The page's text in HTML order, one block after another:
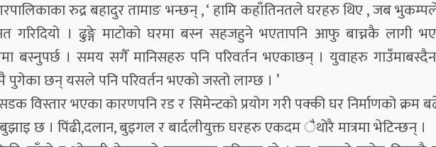
रुद्र बहादुर तामाङ भन्छन् , ‘ हामि कहाँतिनतले घरहरु थिए , जब
गरिदियो । ढुङ्गे माटोको घरमा बस्न सहजहुने भएतापनि आफु बाच्नकै लागी
बस्नुपर्छ । समय सगैँ मानिसहरु पनि परिवर्तन भएकाछन् । युवाहरु
पुगेका छन् यसले पनि परिवर्तन भएको जस्तो लाग्छ । ’
विस्तार भएका कारणपनि रड र सिमेन्टको प्रयोग गरी पक्की घर निर्माणको क्रम
छ । पिंढी,दलान, बुइगल र बार्दलीयुक्त घरहरु एकदम ैथोरै मात्रमा भेटिन्छन् ।